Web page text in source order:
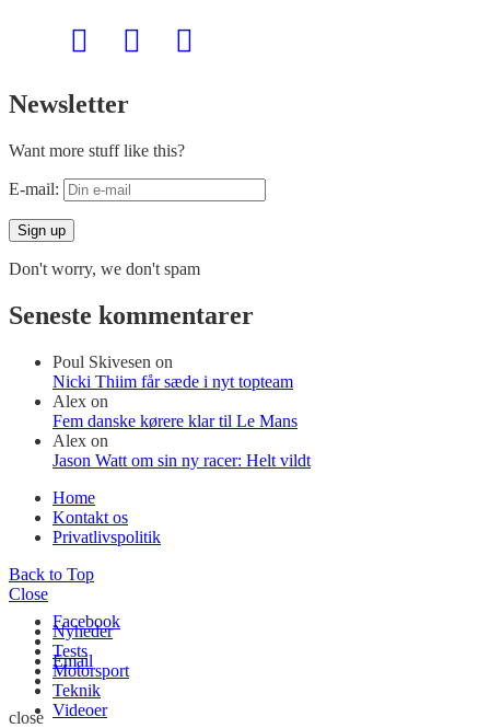
Newsletter
Want more stuff like this?
E-mail:
Don't worry, we don't spam
Seneste kommentarer
Poul Skivesen on
Nicki Thiim får sæde i nyt topteam
Alex on
Fem danske kørere klar til Le Mans
Alex on
Jason Watt om sin ny racer: Helt vildt
Home
Kontakt os
Privatlivspolitik
Back to Top
Close
Nyheder
Tests
Motorsport
Teknik
Videoer
Facebook
Email
close